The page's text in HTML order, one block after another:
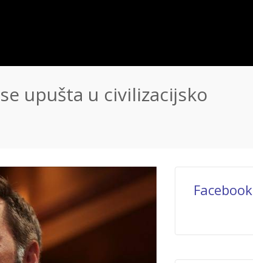
se upušta u civilizacijsko
Facebook